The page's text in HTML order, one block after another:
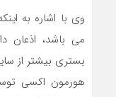
وی با اشاره به
می باشد، اذعان
بستری بیشتر از
هورمون اکسی